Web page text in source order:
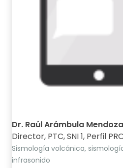
Dr. Raúl Arámbula Mendoza
Director, PTC, SNI 1, Perfil
Sismología volcánica,
infrasonido